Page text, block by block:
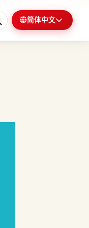
简体中文
0%1 分钟剩余